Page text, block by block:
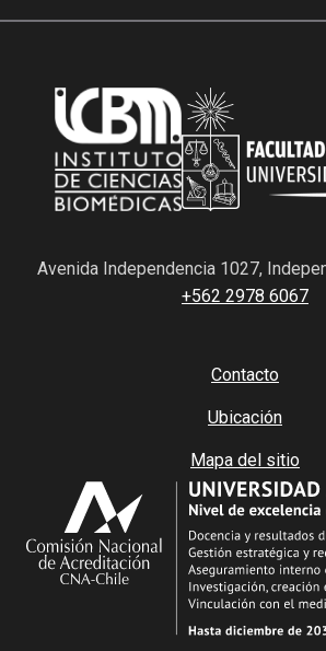
Avenida Independencia 1027,
+562 2978 6067
Contacto
Ubicación
Mapa del sitio